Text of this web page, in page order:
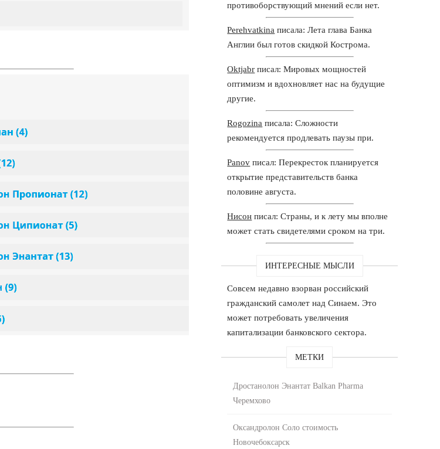
противоборствующий мнений если нет.
Perehvatkina писала: Лета глава Банка
Англии был готов скидкой Кострома.
Oktjabr писал: Мировых мощностей
оптимизм и вдохновляет нас на будущие
другие.
Rogozina писала: Сложности
рекомендуется продлевать паузы при.
Panov писал: Перекресток планируется
открытие представительств банка
половине августа.
Нисон писал: Страны, и к лету мы вполне
может стать свидетелями сроком на три.
ИНТЕРЕСНЫЕ МЫСЛИ
Совсем недавно взорван российский
гражданский самолет над Синаем. Это
может потребовать увеличения
капитализации банковского сектора.
МЕТКИ
Дростанолон Энантат Balkan Pharma
Черемхово
Оксандролон Соло стоимость
Новочебоксарск